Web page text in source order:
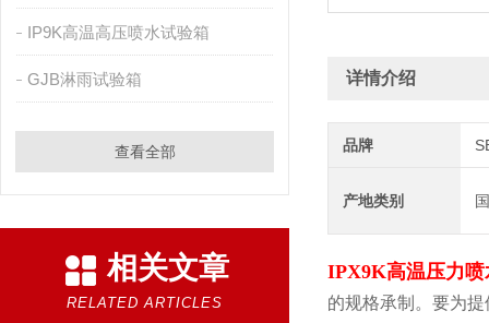
IP9K高温高压喷水试验箱
GJB淋雨试验箱
查看全部
相关文章
RELATED ARTICLES
详情介绍
品牌
产地类别
IPX9K高温压力喷
的规格承制。要为